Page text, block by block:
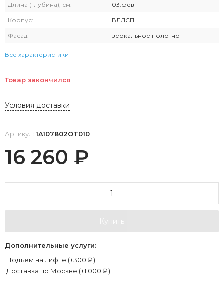
Длина (Глубина), см: 03.фев
Корпус: ВЛДСП
Фасад: зеркальное полотно
Все характеристики
Товар закончился
Условия доставки
Артикул: 1A107802OT010
16 260 ₽
Купить
Дополнительные услуги:
Подъём на лифте (+300 ₽)
Доставка по Москве (+1 000 ₽)